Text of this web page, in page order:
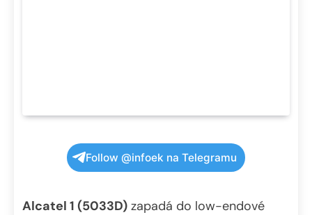
Follow @infoek na Telegramu
Alcatel 1 (5033D) zapadá do low-endové